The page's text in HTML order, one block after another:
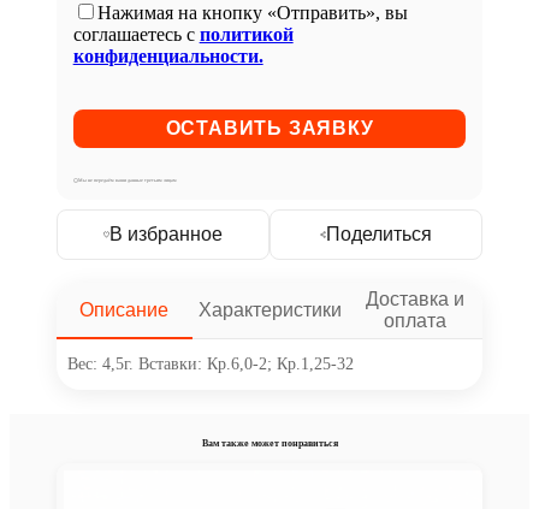
Нажимая на кнопку «Отправить», вы
соглашаетесь с политикой
конфиденциальности.
Мы не передаём ваши данные третьим лицам
В избранное Поделиться
Описание Характеристики
Доставка и
оплата
Вес: 4,5г. Вставки: Кр.6,0-2; Кр.1,25-32
Вам также может понравиться